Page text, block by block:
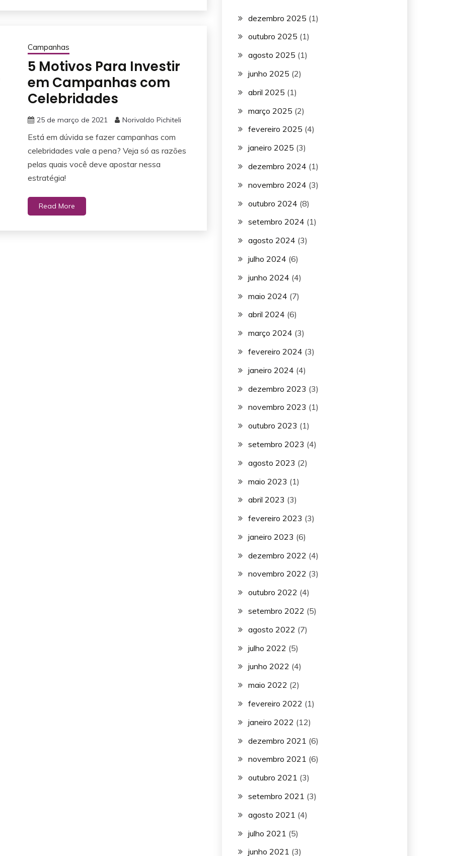
Campanhas
5 Motivos Para Investir
em Campanhas com
Celebridades
25 de março de 2021 Norivaldo Pichiteli
Está em dúvida se fazer campanhas com
celebridades vale a pena? Veja só as razões
pelas quais você deve apostar nessa
estratégia!
Read More
dezembro 2025 (1)
outubro 2025 (1)
agosto 2025 (1)
junho 2025 (2)
abril 2025 (1)
março 2025 (2)
fevereiro 2025 (4)
janeiro 2025 (3)
dezembro 2024 (1)
novembro 2024 (3)
outubro 2024 (8)
setembro 2024 (1)
agosto 2024 (3)
julho 2024 (6)
junho 2024 (4)
maio 2024 (7)
abril 2024 (6)
março 2024 (3)
fevereiro 2024 (3)
janeiro 2024 (4)
dezembro 2023 (3)
novembro 2023 (1)
outubro 2023 (1)
setembro 2023 (4)
agosto 2023 (2)
maio 2023 (1)
abril 2023 (3)
fevereiro 2023 (3)
janeiro 2023 (6)
dezembro 2022 (4)
novembro 2022 (3)
outubro 2022 (4)
setembro 2022 (5)
agosto 2022 (7)
julho 2022 (5)
junho 2022 (4)
maio 2022 (2)
fevereiro 2022 (1)
janeiro 2022 (12)
dezembro 2021 (6)
novembro 2021 (6)
outubro 2021 (3)
setembro 2021 (3)
agosto 2021 (4)
julho 2021 (5)
junho 2021 (3)